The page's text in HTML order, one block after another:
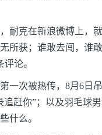
耐克在新浪微博上，
所获；谁敢去闯，谁
论。
一次被热传，8月6日
追赶你”；以及羽毛球
什么。